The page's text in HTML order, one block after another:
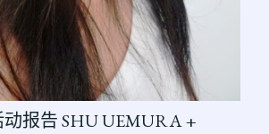
报告 SHU UEMURA +